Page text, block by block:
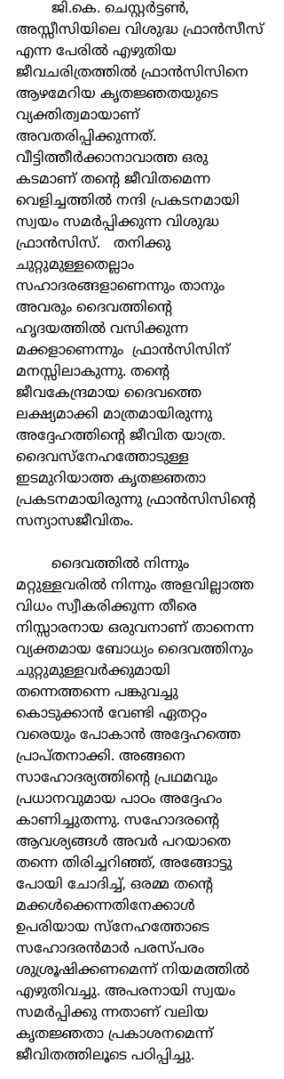
അസ്സീസിയിലെ വിശുദ്ധ ഫ്രാന്‍സീസ്
എന്ന പേരില്‍ എഴുതിയ
ജീവചരിത്രത്തില്‍ ഫ്രാന്‍സിസിനെ
ആഴമേറിയ കൃതജ്ഞതയുടെ
വ്യക്തിത്വമായാണ്
അവതരിപ്പിക്കുന്നത്.
വീട്ടിത്തീര്‍ക്കാനാവാത്ത ഒരു
കടമാണ് തന്‍റെ ജീവിതമെന്ന
വെളിച്ചത്തില്‍ നന്ദി പ്രകടനമായി
സ്വയം സമര്‍പ്പിക്കുന്ന വിശുദ്ധ
ഫ്രാന്‍സിസ്.   തനിക്കു
ചുറ്റുമുള്ളതെല്ലാം
സഹാദരങ്ങളാണെന്നും താനും
അവരും ദൈവത്തിന്‍റെ
ഹൃദയത്തില്‍ വസിക്കുന്ന
മക്കളാണെന്നും  ഫ്രാന്‍സിസിന്
മനസ്സിലാകുന്നു. തന്‍റെ
ജീവകേന്ദ്രമായ ദൈവത്തെ
ലക്ഷ്യമാക്കി മാത്രമായിരുന്നു
അദ്ദേഹത്തിന്‍റെ ജീവിത യാത്ര.
ദൈവസ്നേഹത്തോടുള്ള
ഇടമുറിയാത്ത കൃതജ്ഞതാ
പ്രകടനമായിരുന്നു ഫ്രാന്‍സിസിന്‍റെ
സന്യാസജീവിതം.
മറ്റുള്ളവരില്‍ നിന്നും അളവില്ലാത്ത
വിധം സ്വീകരിക്കുന്ന തീരെ
നിസ്സാരനായ ഒരുവനാണ് താനെന്ന
വ്യക്തമായ ബോധ്യം ദൈവത്തിനും
ചുറ്റുമുള്ളവര്‍ക്കുമായി
തന്നെത്തന്നെ പങ്കുവച്ചു
കൊടുക്കാന്‍ വേണ്ടി ഏതറ്റം
വരെയും പോകാന്‍ അദ്ദേഹത്തെ
പ്രാപ്തനാക്കി. അങ്ങനെ
സാഹോദര്യത്തിന്‍റെ പ്രഥമവും
പ്രധാനവുമായ പാഠം അദ്ദേഹം
കാണിച്ചുതന്നു. സഹോദരന്‍റെ
ആവശ്യങ്ങള്‍ അവര്‍ പറയാതെ
തന്നെ തിരിച്ചറിഞ്ഞ്, അങ്ങോട്ടു
പോയി ചോദിച്ച്, ഒരമ്മ തന്‍റെ
മക്കള്‍ക്കെന്നതിനേക്കാള്‍
ഉപരിയായ സ്നേഹത്തോടെ
സഹോദരന്‍മാര്‍ പരസ്പരം
ശുശ്രൂഷിക്കണമെന്ന് നിയമത്തില്‍
എഴുതിവച്ചു. അപരനായി സ്വയം
സമര്‍പ്പിക്കു ന്നതാണ് വലിയ
കൃതജ്ഞതാ പ്രകാശനമെന്ന്
ജീവിതത്തിലൂടെ പഠിപ്പിച്ചു.